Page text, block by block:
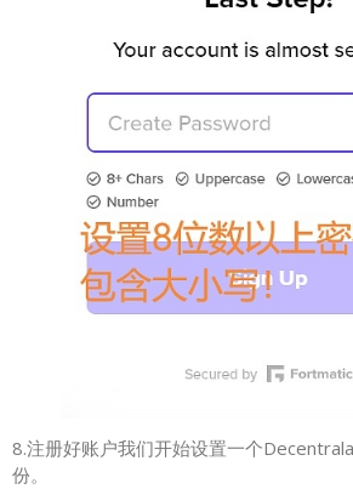
8.注册好账户我们开始设置一个
份。